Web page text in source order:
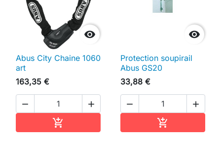

Abus City Chaine 1060
art
163,35 €
 


Protection soupirail
Abus GS20
33,88 €
 
